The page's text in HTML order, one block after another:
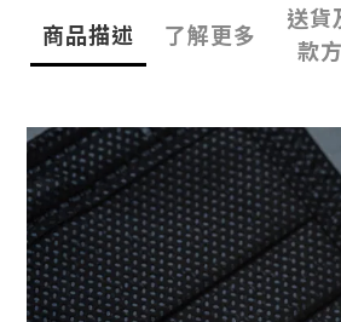
商品描述 了解更多
送貨
款